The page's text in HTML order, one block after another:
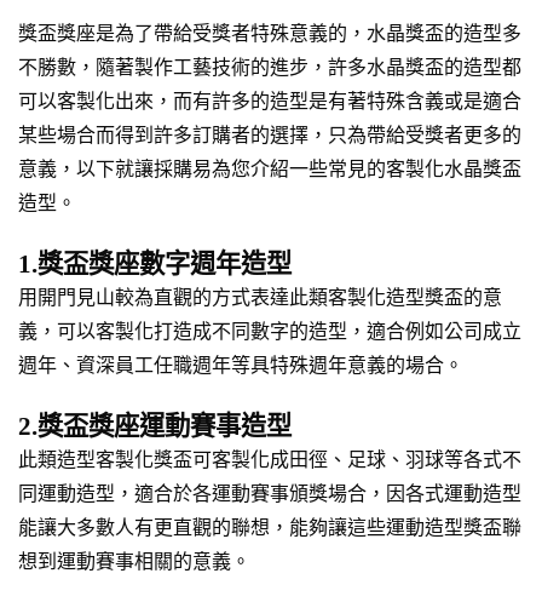
獎盃獎座是為了帶給受獎者特殊意義的，水晶獎盃的造型多
不勝數，隨著製作工藝技術的進步，許多水晶獎盃的造型都
可以客製化出來，而有許多的造型是有著特殊含義或是適合
某些場合而得到許多訂購者的選擇，只為帶給受獎者更多的
意義，以下就讓採購易為您介紹一些常見的客製化水晶獎盃
造型。
1.獎盃獎座數字週年造型
用開門見山較為直觀的方式表達此類客製化造型獎盃的意
義，可以客製化打造成不同數字的造型，適合例如公司成立
週年、資深員工任職週年等具特殊週年意義的場合。
2.獎盃獎座運動賽事造型
此類造型客製化獎盃可客製化成田徑、足球、羽球等各式不
同運動造型，適合於各運動賽事頒獎場合，因各式運動造型
能讓大多數人有更直觀的聯想，能夠讓這些運動造型獎盃聯
想到運動賽事相關的意義。